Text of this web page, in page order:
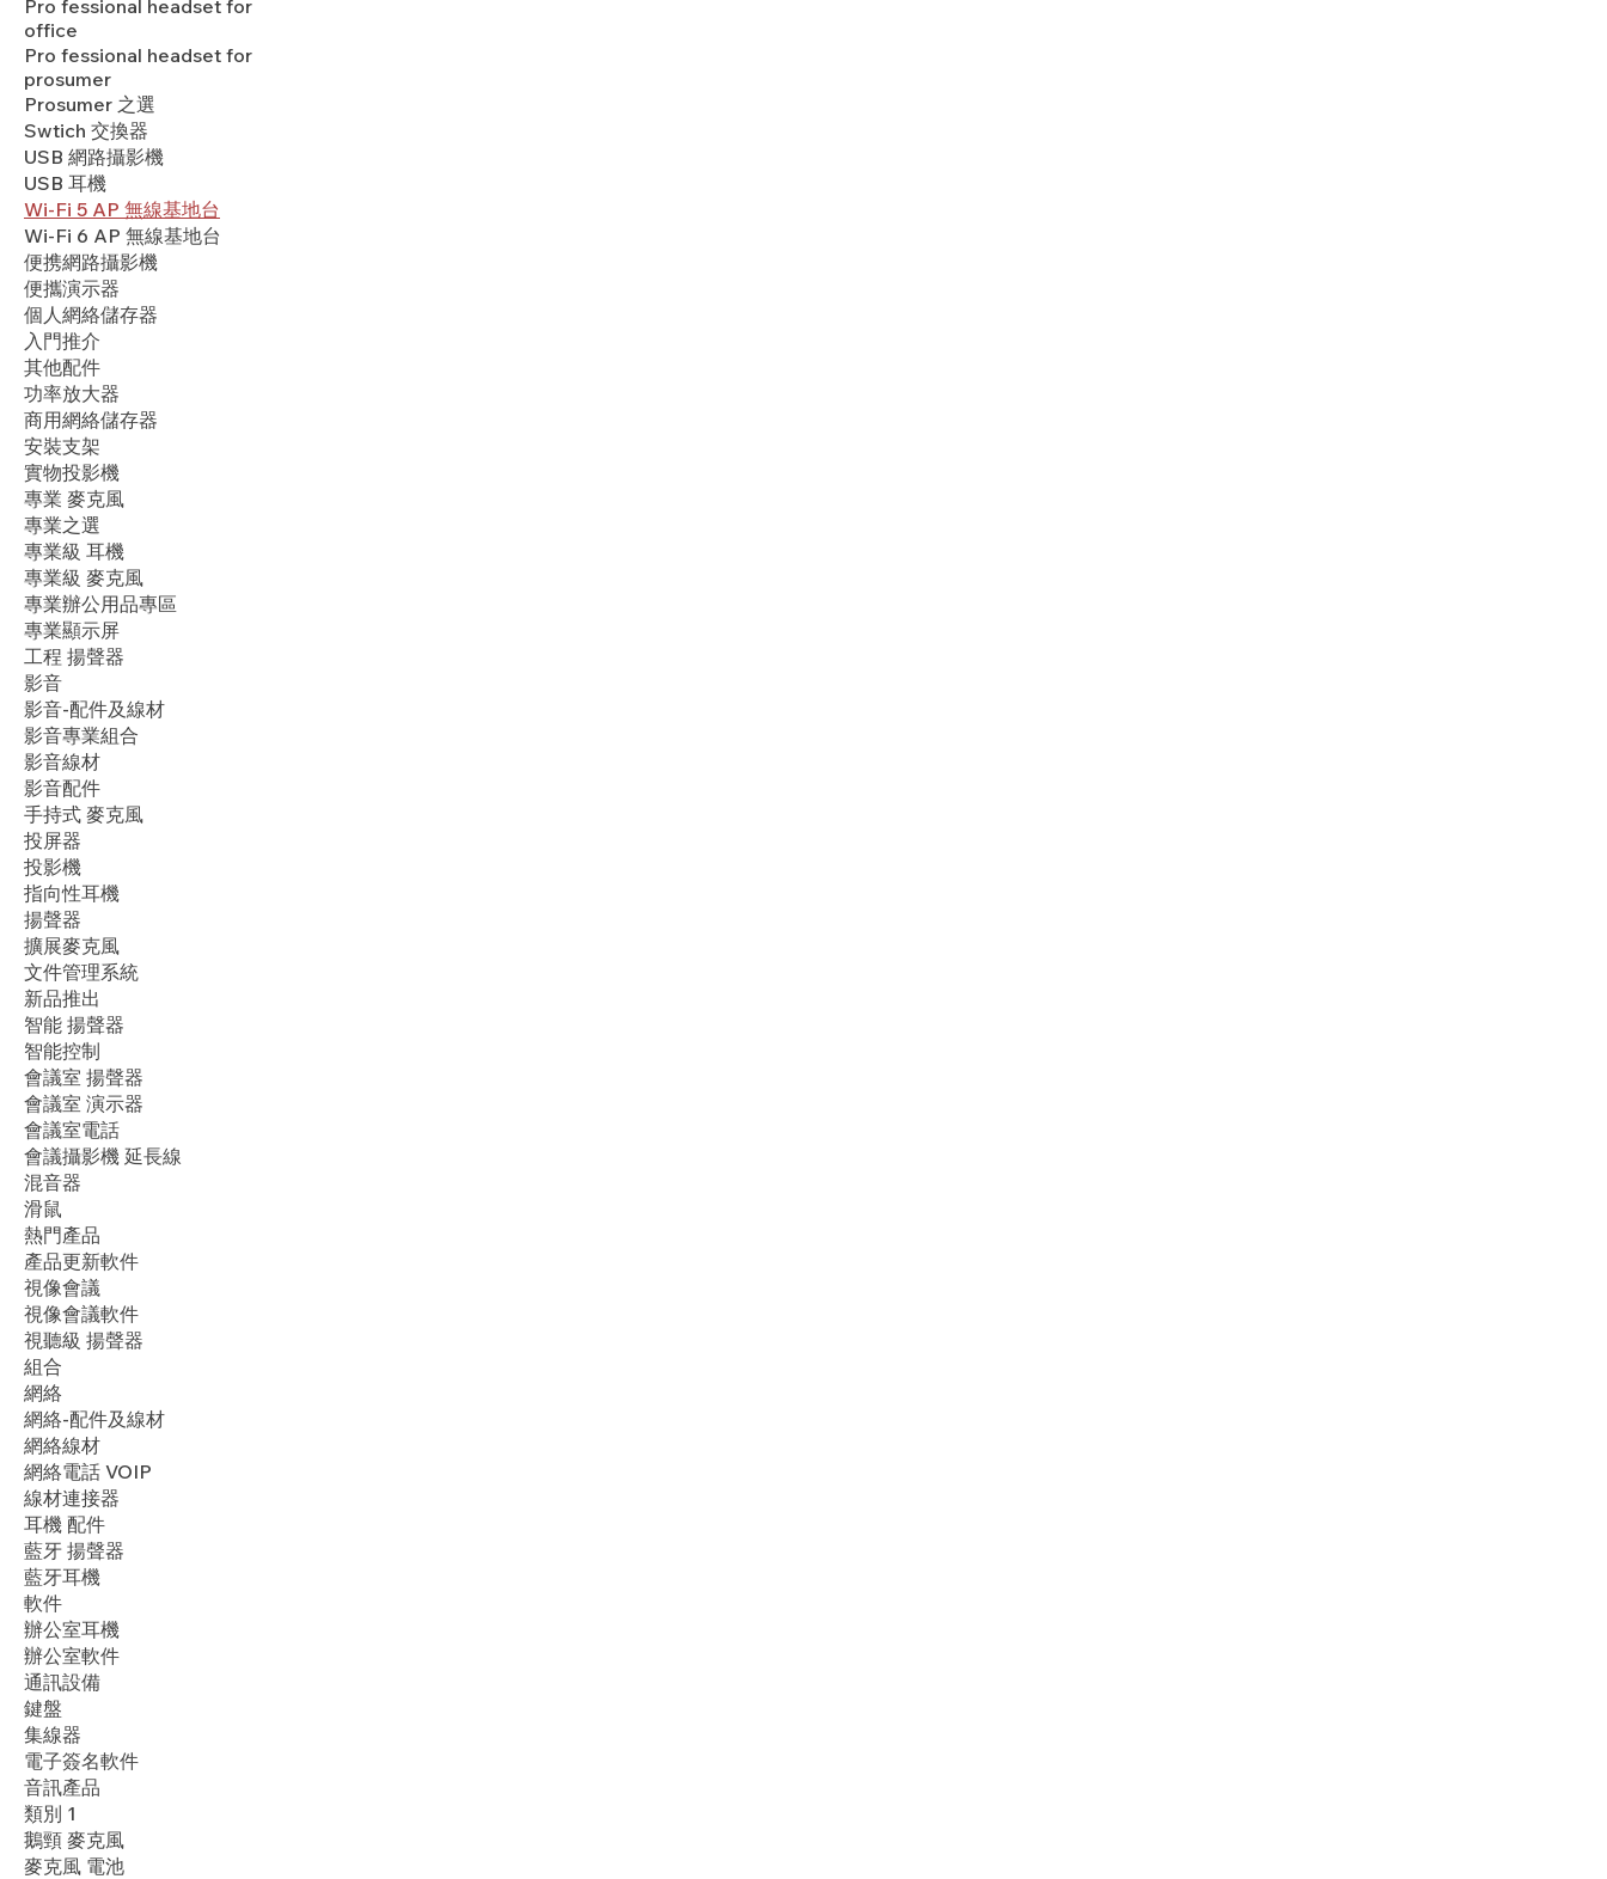
Pro fessional headset for
office
Pro fessional headset for
prosumer
Prosumer 之選
Swtich 交換器
USB 網路攝影機
USB 耳機
Wi-Fi 5 AP 無線基地台
Wi-Fi 6 AP 無線基地台
便携網路攝影機
便攜演示器
個人網絡儲存器
入門推介
其他配件
功率放大器
商用網絡儲存器
安裝支架
實物投影機
專業 麥克風
專業之選
專業級 耳機
專業級 麥克風
專業辦公用品專區
專業顯示屏
工程 揚聲器
影音
影音-配件及線材
影音專業組合
影音線材
影音配件
手持式 麥克風
投屏器
投影機
指向性耳機
揚聲器
擴展麥克風
文件管理系統
新品推出
智能 揚聲器
智能控制
會議室 揚聲器
會議室 演示器
會議室電話
會議攝影機 延長線
混音器
滑鼠
​熱門產品
產品更新軟件
視像會議
視像會議軟件
視聽級 揚聲器
組合
網絡
網絡-配件及線材
網絡線材
網絡電話 VOIP
線材連接器
耳機 配件
藍牙 揚聲器
藍牙耳機
軟件
辦公室耳機
辦公室軟件
通訊設備
鍵盤
集線器
電子簽名軟件
音訊產品
類別 1
鵝頸 麥克風
麥克風 電池